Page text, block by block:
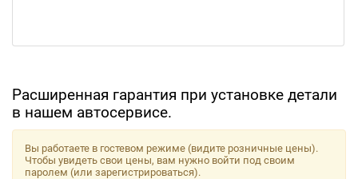
Расширенная гарантия при установке детали
в нашем автосервисе.
Вы работаете в гостевом режиме (видите розничные цены).
Чтобы увидеть свои цены, вам нужно войти под своим
паролем (или зарегистрироваться).